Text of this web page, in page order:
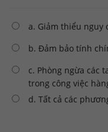
a. Giảm thiểu nguy
b. Đảm bảo tính
c. Phòng ngừa các
trong công việc
d. Tất cả các